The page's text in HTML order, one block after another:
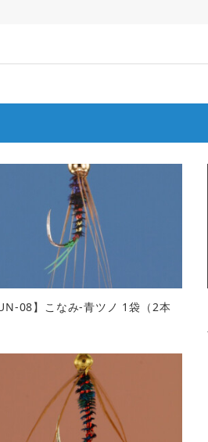
08】こなみ-青ツノ 1袋（2本